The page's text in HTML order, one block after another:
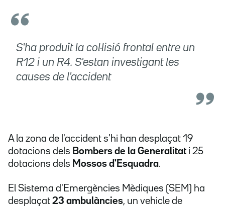
S'ha produït la col·lisió frontal entre un
R12 i un R4. S'estan investigant les
causes de l'accident
A la zona de l'accident s'hi han desplaçat 19
dotacions dels Bombers de la Generalitat i 25
dotacions dels Mossos d'Esquadra.
El Sistema d'Emergències Mèdiques (SEM) ha
desplaçat 23 ambulàncies, un vehicle de